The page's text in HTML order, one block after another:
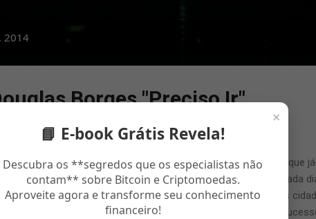
×
📘 E-book Grátis Revela!
Descubra os **segredos que os especialistas não
contam** sobre Bitcoin e Criptomoedas.
Aproveite agora e transforme seu conhecimento
financeiro!
2014
Borges "Preciso Ir"
2014
cantor gospel lança seu mais novo o sucesso, preciso ir, que
evangélicas de todo o Brasil, com sua voz marcante a cada
nas radios gospel de todo o Brasil. Natural de Bonfinópolis
gospel desde seus 14 anos e gravou em seu trabalho